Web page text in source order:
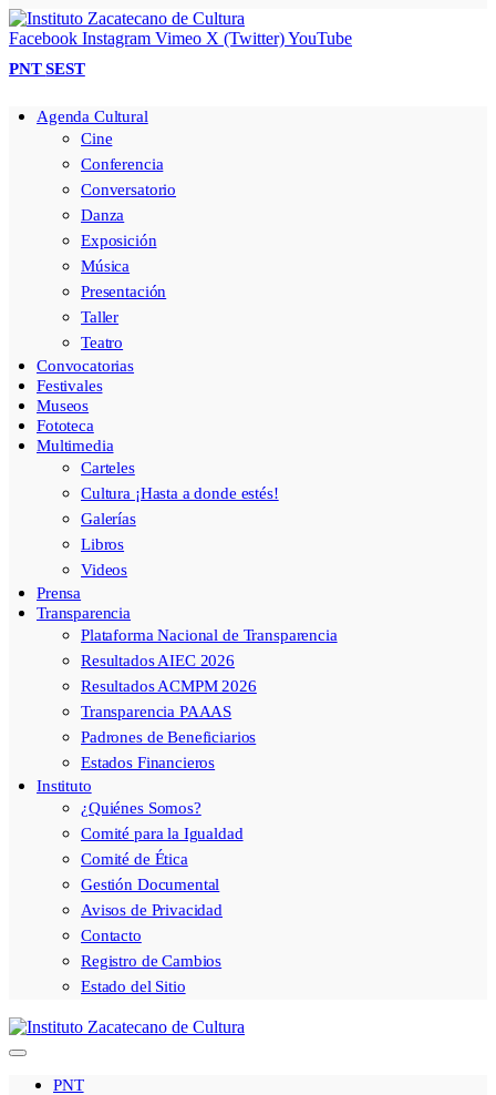
Facebook Instagram Vimeo X (Twitter)YouTube
PNTSEST
Agenda Cultural
Cine
Conferencia
Conversatorio
Danza
Exposición
Música
Presentación
Taller
Teatro
Convocatorias
Festivales
Museos
Fototeca
Multimedia
Carteles
Cultura ¡Hasta a donde estés!
Galerías
Libros
Videos
Prensa
Transparencia
Plataforma Nacional de Transparencia
Resultados AIEC 2026
Resultados ACMPM 2026
Transparencia PAAAS
Padrones de Beneficiarios
Estados Financieros
Instituto
¿Quiénes Somos?
Comité para la Igualdad
Comité de Ética
Gestión Documental
Avisos de Privacidad
Contacto
Registro de Cambios
Estado del Sitio
PNT